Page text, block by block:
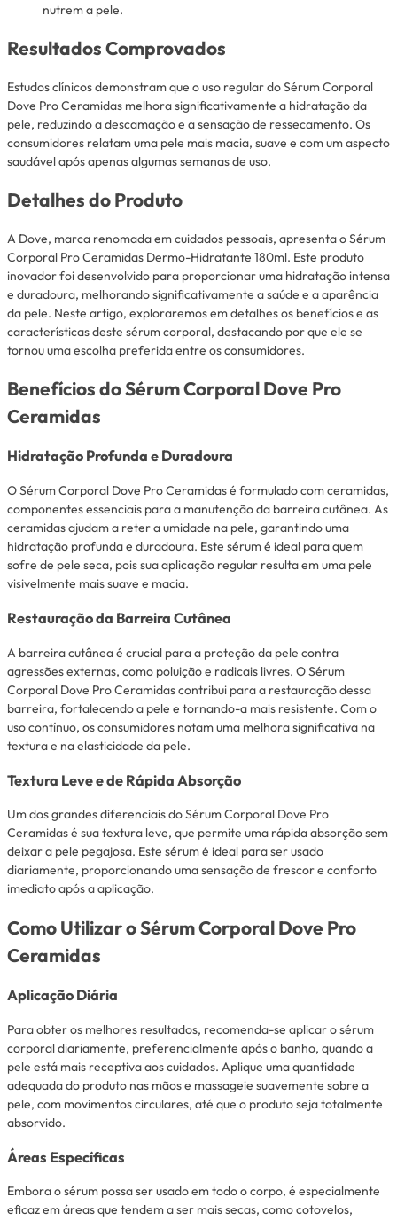
nutrem a pele.
Resultados Comprovados
Estudos clínicos demonstram que o uso regular do Sérum Corporal
Dove Pro Ceramidas melhora significativamente a hidratação da
pele, reduzindo a descamação e a sensação de ressecamento. Os
consumidores relatam uma pele mais macia, suave e com um aspecto
saudável após apenas algumas semanas de uso.
Detalhes do Produto
A Dove, marca renomada em cuidados pessoais, apresenta o Sérum
Corporal Pro Ceramidas Dermo-Hidratante 180ml. Este produto
inovador foi desenvolvido para proporcionar uma hidratação intensa
e duradoura, melhorando significativamente a saúde e a aparência
da pele. Neste artigo, exploraremos em detalhes os benefícios e as
características deste sérum corporal, destacando por que ele se
tornou uma escolha preferida entre os consumidores.
Benefícios do Sérum Corporal Dove Pro
Ceramidas
Hidratação Profunda e Duradoura
O Sérum Corporal Dove Pro Ceramidas é formulado com ceramidas,
componentes essenciais para a manutenção da barreira cutânea. As
ceramidas ajudam a reter a umidade na pele, garantindo uma
hidratação profunda e duradoura. Este sérum é ideal para quem
sofre de pele seca, pois sua aplicação regular resulta em uma pele
visivelmente mais suave e macia.
Restauração da Barreira Cutânea
A barreira cutânea é crucial para a proteção da pele contra
agressões externas, como poluição e radicais livres. O Sérum
Corporal Dove Pro Ceramidas contribui para a restauração dessa
barreira, fortalecendo a pele e tornando-a mais resistente. Com o
uso contínuo, os consumidores notam uma melhora significativa na
textura e na elasticidade da pele.
Textura Leve e de Rápida Absorção
Um dos grandes diferenciais do Sérum Corporal Dove Pro
Ceramidas é sua textura leve, que permite uma rápida absorção sem
deixar a pele pegajosa. Este sérum é ideal para ser usado
diariamente, proporcionando uma sensação de frescor e conforto
imediato após a aplicação.
Como Utilizar o Sérum Corporal Dove Pro
Ceramidas
Aplicação Diária
Para obter os melhores resultados, recomenda-se aplicar o sérum
corporal diariamente, preferencialmente após o banho, quando a
pele está mais receptiva aos cuidados. Aplique uma quantidade
adequada do produto nas mãos e massageie suavemente sobre a
pele, com movimentos circulares, até que o produto seja totalmente
absorvido.
Áreas Específicas
Embora o sérum possa ser usado em todo o corpo, é especialmente
eficaz em áreas que tendem a ser mais secas, como cotovelos,